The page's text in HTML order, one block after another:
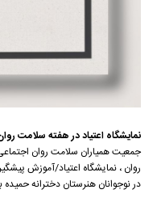
نمایشگاه اعتیاد در هفته سلامت
جمعیت همیاران سلامت روان
روان ، نمایشگاه اعتیاد/آموزش
در نوجوانان هنرستان دخترانه حمیده